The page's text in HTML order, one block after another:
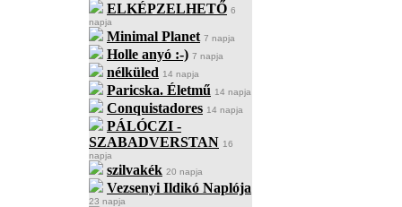
ELKÉPZELHETŐ 6
napja
Minimal Planet 7 napja
Holle anyó :-) 7 napja
nélküled 14 napja
Paricska. Életmű 14 napja
Conquistadores 14 napja
PÁLÓCZI -
SZABADVERSTAN 16
napja
szilvakék 20 napja
Vezsenyi Ildikó Naplója
23 napja